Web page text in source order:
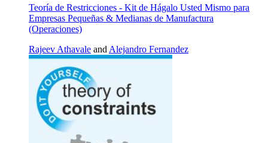
Teoría de Restricciones - Kit de Hágalo Usted Mismo para
Empresas Pequeñas & Medianas de Manufactura
(Operaciones)
Rajeev Athavale and Alejandro Fernandez